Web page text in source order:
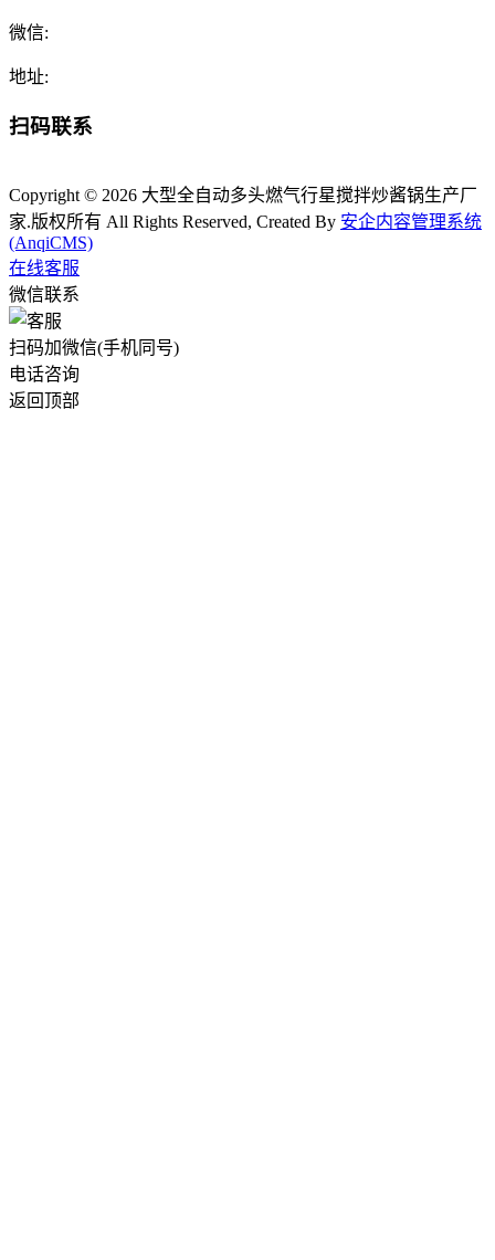
微信:
地址:
扫码联系
Copyright © 2026 大型全自动多头燃气行星搅拌炒酱锅生产厂
家.版权所有 All Rights Reserved, Created By 安企内容管理系统
(AnqiCMS)
在线客服
微信联系
扫码加微信(手机同号)
电话咨询
返回顶部